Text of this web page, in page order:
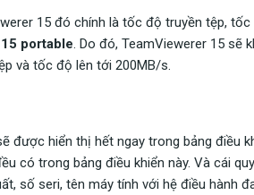
15 đó chính là tốc độ truyền tệp,
portable. Do đó, TeamViewerer 15 sẽ
và tốc độ lên tới 200MB/s.
được hiển thị hết ngay trong bảng điều
có trong bảng điều khiển này. Và cái
số seri, tên máy tính với hệ điều hành